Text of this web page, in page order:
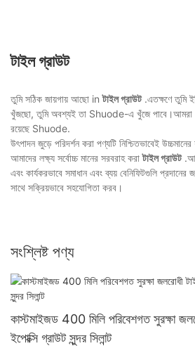
টাইল গ্রাউট
তুমি সঠিক জায়গায় আছো inটাইল গ্রাউট.এতক্ষণে তুমি
খুঁজছো, তুমি অবশ্যই তা Shuode-এ খুঁজে পাবে।আমরা
রয়েছে Shuode.
উৎপাদন জুড়ে পরিদর্শন করা পণ্যটি নিশ্চিতভাবেই
আমাদের লক্ষ্য সর্বোচ্চ মানের সরবরাহ করাটাইল গ্রাউট
এবং কার্যকরভাবে সমাধান এবং ব্যয় বেনিফিটগুলি
সাথে সক্রিয়ভাবে সহযোগিতা করব।
সংশ্লিষ্ট পণ্য
কাস্টমাইজড 400 মিলি পরিবেশগত সুরক্ষা
ইপোক্সি গ্রাউট সুন্দর সিলান্ট